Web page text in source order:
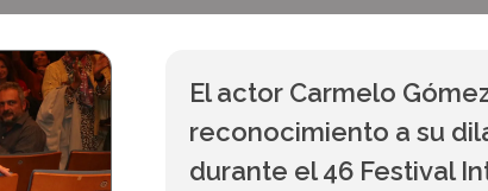
El actor Carmelo
reconocimiento a su
durante el 46 Festival